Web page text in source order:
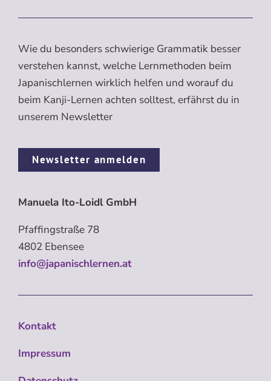
Wie du besonders schwierige Grammatik besser
verstehen kannst, welche Lernmethoden beim
Japanischlernen wirklich helfen und worauf du
beim Kanji-Lernen achten solltest, erfährst du in
unserem Newsletter
Newsletter anmelden
Manuela Ito-Loidl GmbH
Pfaffingstraße 78
4802 Ebensee
info@japanischlernen.at
Kontakt
Impressum